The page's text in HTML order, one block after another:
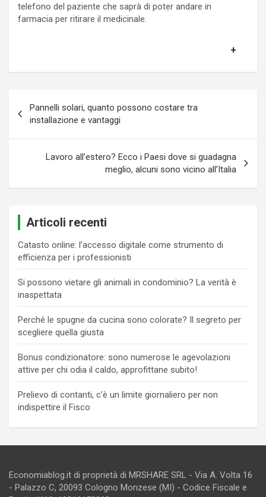
telefono del paziente che saprà di poter andare in
farmacia per ritirare il medicinale.
articoli
Pannelli solari, quanto possono costare tra
installazione e vantaggi
Lavoro all’estero? Ecco i Paesi dove si guadagna
meglio, alcuni sono vicino all’Italia
Articoli recenti
Catasto online: l’accesso digitale come strumento di
efficienza per i professionisti
Si possono vietare gli animali in condominio? La verità è
inaspettata
Perché le spugne da cucina sono colorate? Il segreto per
scegliere quella giusta
Bonus condizionatore: sono numerose le agevolazioni
attive per chi odia il caldo, approfittane subito!
Prelievo di contanti, c’è un limite giornaliero per non
indispettire il Fisco
Economiablog.it di proprietà di MRSHARE SRL - Via A. Volta 16
- Palazzo C, 20093 Cologno Monzese (MI) - Codice Fiscale e